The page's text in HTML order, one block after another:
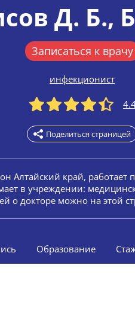
Д. Б.,
Записаться к врачу
инфекционист
Поделиться страницей
Алтайский край,
в учреждении:
о докторе можно на этой
Образование